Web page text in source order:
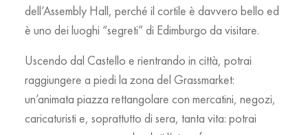
dell’Assembly Hall, perché il cortile è davvero bello ed
è uno dei luoghi “segreti” di Edimburgo da visitare.
Uscendo dal Castello e rientrando in città, potrai
raggiungere a piedi la zona del Grassmarket:
un’animata piazza rettangolare con mercatini, negozi,
caricaturisti e, soprattutto di sera, tanta vita: potrai